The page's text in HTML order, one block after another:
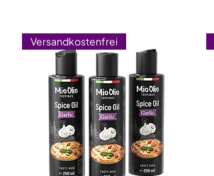
Versandkostenfrei